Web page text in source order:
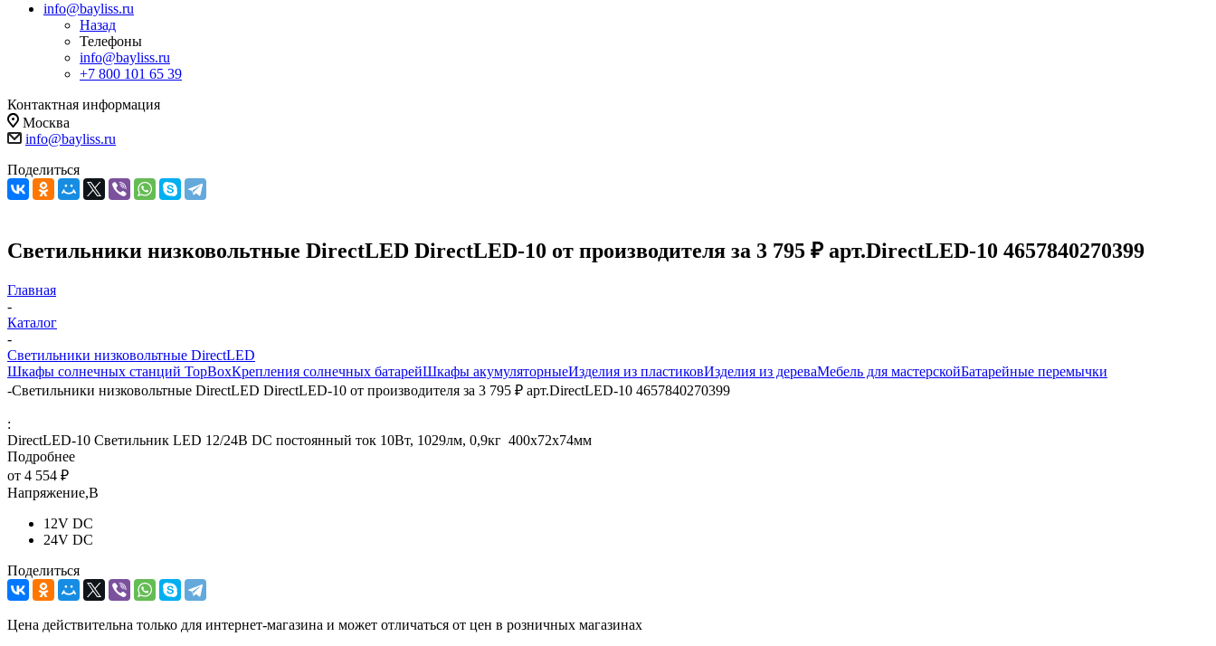
info@bayliss.ru
Назад
Телефоны
info@bayliss.ru
+7 800 101 65 39
Контактная информация
Москва
info@bayliss.ru
Поделиться
Светильники низковольтные DirectLED DirectLED-10 от производителя за 3 795 ₽ арт.DirectLED-10 4657840270399
Главная
-
Каталог
-
Светильники низковольтные DirectLED
Шкафы солнечных станций TopBoxКрепления солнечных батарейШкафы акумуляторныеИзделия из пластиковИзделия из дереваМебель для мастерскойБатарейные перемычки
-Светильники низковольтные DirectLED DirectLED-10 от производителя за 3 795 ₽ арт.DirectLED-10 4657840270399
:
DirectLED-10 Cветильник LED 12/24В DC постоянный ток 10Вт, 1029лм, 0,9кг 400х72х74мм
Подробнее
от 4 554 ₽
Напряжение,В
12V DC
24V DC
Поделиться
Цена действительна только для интернет-магазина и может отличаться от цен в розничных магазинах